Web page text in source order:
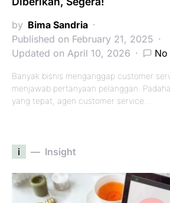
by Bima Sandria
Published on February 21, 2025
Updated on April 10, 2026
Banyak bisnis menganggap customer
menjawab pertanyaan pelanggan.
yang tepat, agen customer service…
i Insight